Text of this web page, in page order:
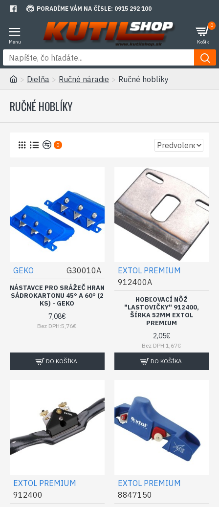
PORADÍME VÁM NA ČÍSLE: 0915 292 100
0
Dielňa Ručné náradie Ručné hoblíky
RUČNÉ HOBLÍKY
0
GEKO G30010A
NÁSTAVCE PRO SRÁŽEČ HRAN
SÁDROKARTONU 45° A 60° (2
KS) - GEKO
7,08€
Bez DPH:5,76€
DO KOŠÍKA
EXTOL PREMIUM
912400A
HOBĽOVACÍ NÔŽ
"LASTOVIČKY" 912400,
ŠÍRKA 52MM EXTOL
PREMIUM
2,05€
Bez DPH:1,67€
DO KOŠÍKA
EXTOL PREMIUM
912400
EXTOL PREMIUM
8847150